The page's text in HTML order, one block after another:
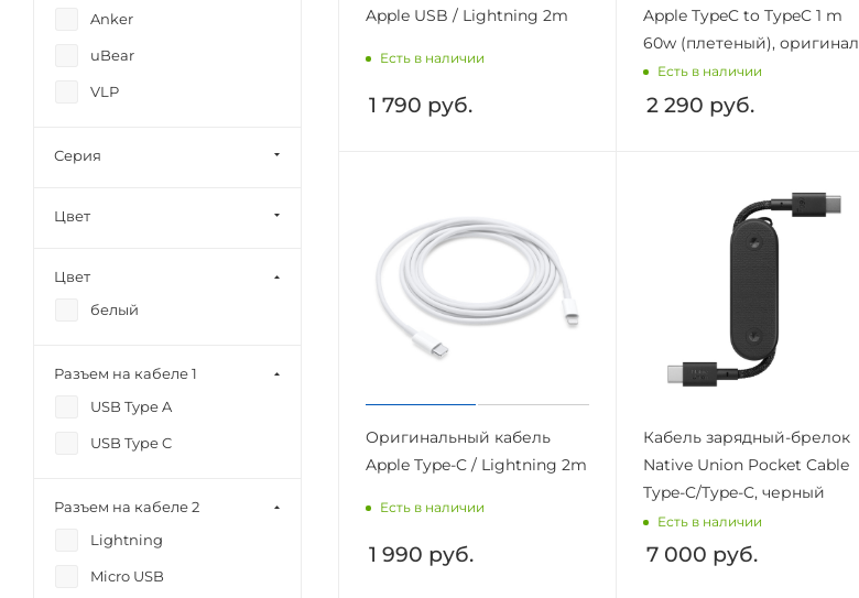
Apple USB / Lightning 2m
Есть в наличии
1 790 руб.
Apple TypeC to TypeC 1 m
60w (плетеный), оригинал
Есть в наличии
2 290 руб.
Оригинальный кабель
Apple Type-C / Lightning 2m
Есть в наличии
1 990 руб.
Кабель зарядный-брелок
Native Union Pocket Cable
Type-C/Type-C, черный
Есть в наличии
7 000 руб.
Anker
uBear
VLP
Серия
Цвет
Цвет
белый
Разъем на кабеле 1
USB Type A
USB Type C
Разъем на кабеле 2
Lightning
Micro USB